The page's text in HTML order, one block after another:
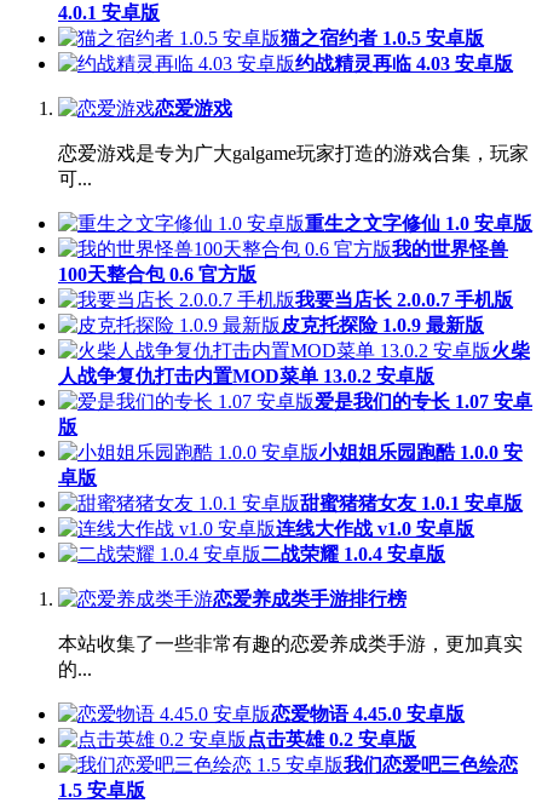
4.0.1 安卓版
猫之宿约者 1.0.5 安卓版
约战精灵再临 4.03 安卓版
恋爱游戏
恋爱游戏是专为广大galgame玩家打造的游戏合集，玩家
可...
重生之文字修仙 1.0 安卓版
我的世界怪兽
100天整合包 0.6 官方版
我要当店长 2.0.0.7 手机版
皮克托探险 1.0.9 最新版
火柴
人战争复仇打击内置MOD菜单 13.0.2 安卓版
爱是我们的专长 1.07 安卓
版
小姐姐乐园跑酷 1.0.0 安
卓版
甜蜜猪猪女友 1.0.1 安卓版
连线大作战 v1.0 安卓版
二战荣耀 1.0.4 安卓版
恋爱养成类手游排行榜
本站收集了一些非常有趣的恋爱养成类手游，更加真实
的...
恋爱物语 4.45.0 安卓版
点击英雄 0.2 安卓版
我们恋爱吧三色绘恋
1.5 安卓版